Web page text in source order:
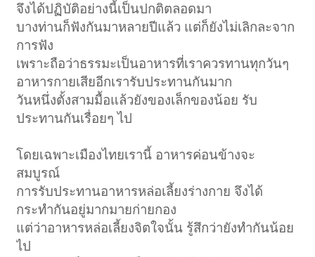
จึงได้ปฏิบัติอย่างนี้เป็นปกติตลอดมา
บางท่านก็ฟังกันมาหลายปีแล้ว แต่ก็ยังไม่เลิกละจาก
การฟัง
เพราะถือว่าธรรมะเป็นอาหารที่เราควรทานทุกวันๆ
อาหารกายเสียอีกเรารับประทานกันมาก
วันหนึ่งตั้งสามมื้อแล้วยังของเล็กของน้อย รับ
ประทานกันเรื่อยๆ ไป
โดยเฉพาะเมืองไทยเรานี้ อาหารค่อนข้างจะ
สมบูรณ์
การรับประทานอาหารหล่อเลี้ยงร่างกาย จึงได้
กระทำกันอยู่มากมายก่ายกอง
แต่ว่าอาหารหล่อเลี้ยงจิตใจนั้น รู้สึกว่ายังทำกันน้อย
ไป